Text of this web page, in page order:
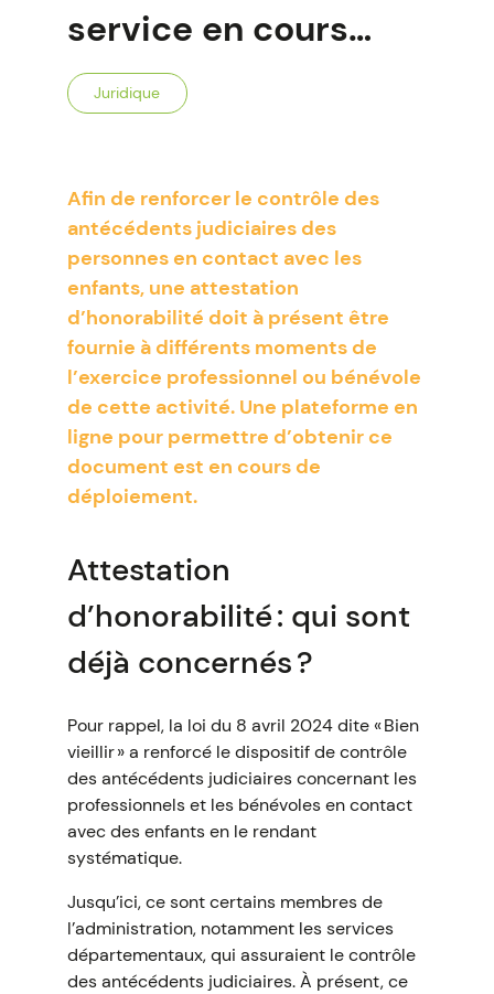
service en cours…
Juridique
Afin de renforcer le contrôle des
antécédents judiciaires des
personnes en contact avec les
enfants, une attestation
d’honorabilité doit à présent être
fournie à différents moments de
l’exercice professionnel ou bénévole
de cette activité. Une plateforme en
ligne pour permettre d’obtenir ce
document est en cours de
déploiement.
Attestation
d’honorabilité : qui sont
déjà concernés ?
Pour rappel, la loi du 8 avril 2024 dite « Bien
vieillir » a renforcé le dispositif de contrôle
des antécédents judiciaires concernant les
professionnels et les bénévoles en contact
avec des enfants en le rendant
systématique.
Jusqu’ici, ce sont certains membres de
l’administration, notamment les services
départementaux, qui assuraient le contrôle
des antécédents judiciaires. À présent, ce